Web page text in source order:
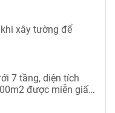
xây tường để
7 tầng, diện tích
được miễn giấy